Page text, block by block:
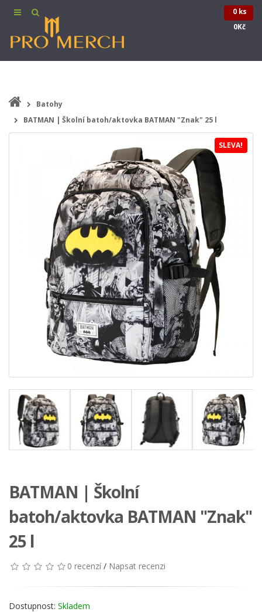
0 ks
0Kč
Batohy
BATMAN | Školní batoh/aktovka BATMAN "Znak" 25 l
SLEVA!
BATMAN | Školní
batoh/aktovka BATMAN "Znak"
25 l
0 recenzí / Napsat recenzi
Dostupnost: Skladem